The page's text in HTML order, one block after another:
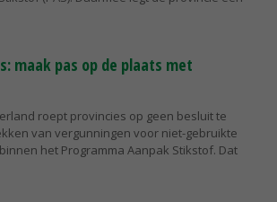
maak pas op de plaats met
roept provincies op geen besluit te
van vergunningen voor niet-gebruikte
het Programma Aanpak Stikstof. Dat